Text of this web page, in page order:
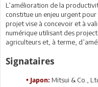
L’amélioration de la
constitue un enjeu urgent
projet vise à concevoir et à
numérique utilisant des
agriculteurs et, à terme,
Signataires
• Japon: Mitsui & Co.,